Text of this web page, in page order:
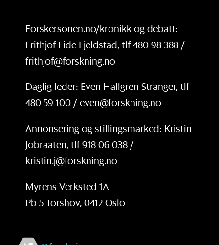
Forskersonen.no/kronikk og debatt:
Frithjof Eide Fjeldstad, tlf 480 98 388 /
frithjof@forskning.no
Daglig leder: Even Hallgren Stranger, tlf
480 59 100 / even@forskning.no
Annonsering og stillingsmarked: Kristin
Jobraaten, tlf 918 06 038 /
kristin.j@forskning.no
Myrens Verksted 1A
Pb 5 Torshov, 0412 Oslo